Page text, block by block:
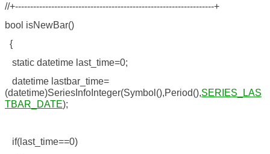
//+------------------------------------------------------------------+
bool isNewBar()
{
static datetime last_time=0;
datetime lastbar_time=
(datetime)SeriesInfoInteger(Symbol(),Period(),SERIES_LAS
TBAR_DATE);
if(last_time==0)